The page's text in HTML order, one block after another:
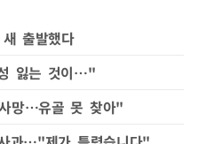
출발했다
잃는 것이…"
망…유골 못 찾아"